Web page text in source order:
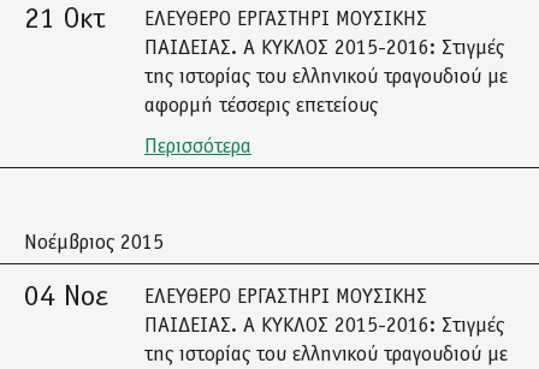
21 Οκτ
ΕΛΕΥΘΕΡΟ ΕΡΓΑΣΤΗΡΙ ΜΟΥΣΙΚΗΣ
ΠΑΙΔΕΙΑΣ. Α ΚΥΚΛΟΣ 2015-2016: Στιγμές
της ιστορίας του ελληνικού τραγουδιού με
αφορμή τέσσερις επετείους
Περισσότερα
Νοέμβριος 2015
04 Νοε
ΕΛΕΥΘΕΡΟ ΕΡΓΑΣΤΗΡΙ ΜΟΥΣΙΚΗΣ
ΠΑΙΔΕΙΑΣ. Α ΚΥΚΛΟΣ 2015-2016: Στιγμές
της ιστορίας του ελληνικού τραγουδιού με